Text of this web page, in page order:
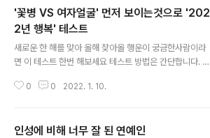
'꽃병 VS 여자얼굴' 먼저 보이는것으로 '202
2년 행복' 테스트
새로운 한 해를 맞아 올해 찾아올 행운이 궁금한사람이라
면 이 테스트 한번 해보세요 테스트 방법은 간단합니다. 주
인의 얼굴'중 무엇이 먼저 보이시나요? 꽃병과 여인의 얼굴
이 가득 꽂히 '꽃병'이 눈에 띈 사람이라면 새해에는 가슴
0 0 2022. 1. 10.
인성에 비해 너무 잘 된 연예인